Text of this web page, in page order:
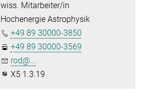
wiss. Mitarbeiter/in
Hochenergie Astrophysik
+49 89 30000-3850
+49 89 30000-3569
rod@...
X5 1.3.19